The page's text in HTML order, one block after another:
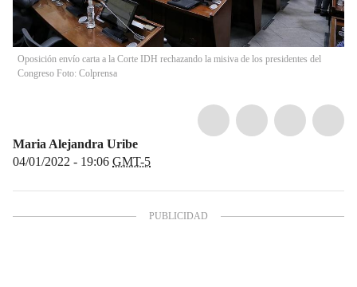
Oposición envío carta a la Corte IDH rechazando la misiva de los presidentes del
Congreso Foto: Colprensa
Maria Alejandra Uribe
04/01/2022 - 19:06 GMT-5